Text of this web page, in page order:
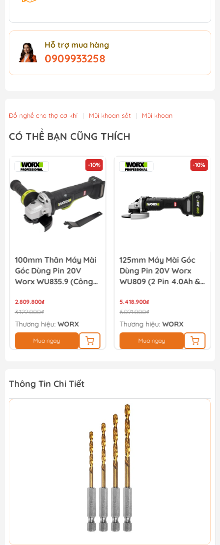
Hỗ trợ mua hàng
0909933258
Đồ nghề cho thợ cơ khí | Mũi khoan sắt | Mũi khoan
CÓ THỂ BẠN CŨNG THÍCH
-10%
100mm Thân Máy Mài
Góc Dùng Pin 20V
Worx WU835.9 (Công
2.809.800₫
3.122.000₫
Thương hiệu: WORX
Mua ngay
-10%
125mm Máy Mài Góc
Dùng Pin 20V Worx
WU809 (2 Pin 4.0Ah &
5.418.900₫
6.021.000₫
Thương hiệu:WORX
Mua ngay
Thông Tin Chi Tiết